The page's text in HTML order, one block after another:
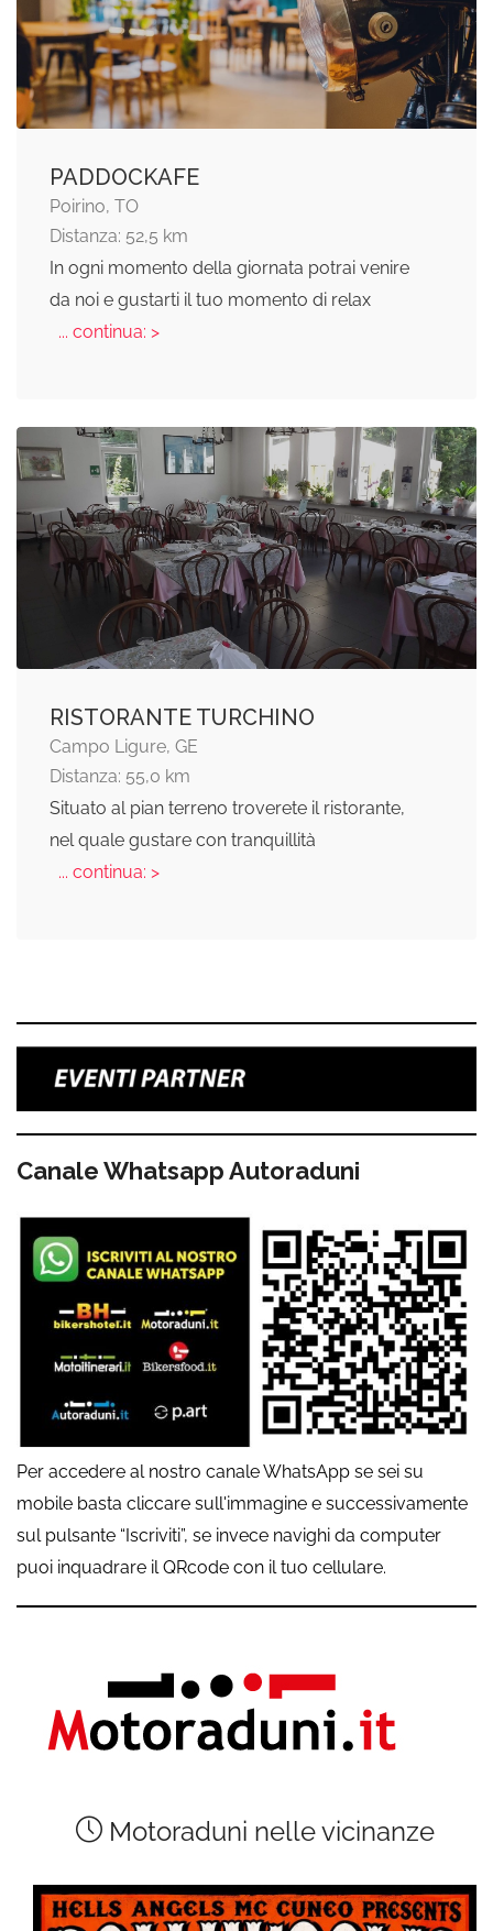
PADDOCKAFE
Poirino, TO
Distanza: 52,5 km
In ogni momento della giornata potrai venire
da noi e gustarti il tuo momento di relax
... continua: >
RISTORANTE TURCHINO
Campo Ligure, GE
Distanza: 55,0 km
Situato al pian terreno troverete il ristorante,
nel quale gustare con tranquillità
... continua: >
Canale Whatsapp Autoraduni
Per accedere al nostro canale WhatsApp se sei su
mobile basta cliccare sull'immagine e successivamente
sul pulsante “Iscriviti”, se invece navighi da computer
puoi inquadrare il QRcode con il tuo cellulare.
Motoraduni nelle vicinanze